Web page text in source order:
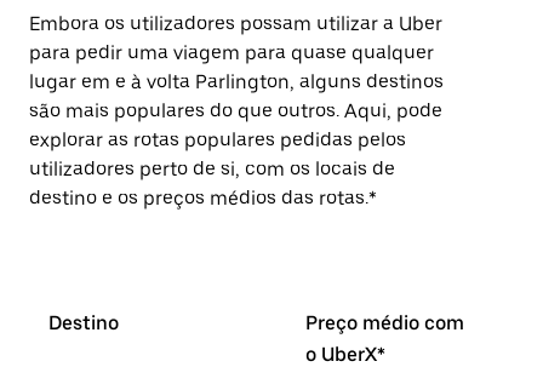
Embora os utilizadores possam utilizar a Uber
para pedir uma viagem para quase qualquer
lugar em e à volta Parlington, alguns destinos
são mais populares do que outros. Aqui, pode
explorar as rotas populares pedidas pelos
utilizadores perto de si, com os locais de
destino e os preços médios das rotas.*
Destino
Preço médio com
o UberX*